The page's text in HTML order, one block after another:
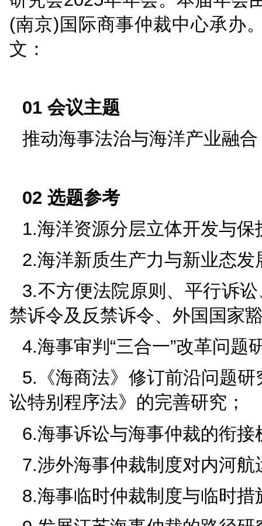
挑大梁责任的决定》部
海商法理论研究与司法
中旬在南京（具体时间
研究会2025年年会。本
文：
01会议主题
推动海事法治与海洋
02选题参考
1.海洋资源分层立体开
2.海洋新质生产力与新
3.不方便法院原则、